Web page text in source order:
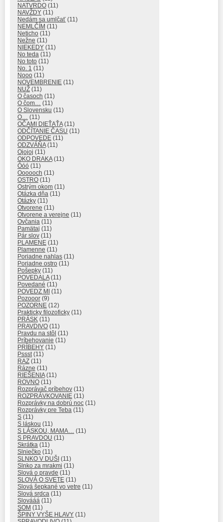
NATVRDO (11)
NAVŽDY (11)
Nedám sa umlčať (11)
NEMLČÍM (11)
Neticho (11)
Nežne (11)
NIEKEDY (11)
No teda (11)
No toto (11)
No. 1 (11)
Nooo (11)
NOVEMBRENIE (11)
NUŽ (11)
O časoch (11)
O čom… (11)
O Slovensku (11)
O… (11)
OČAMI DIEŤAŤA(11)
ODČÍTANIE ČASU (11)
ODPOVEDE (11)
ODZVÁŇA(11)
Ojojoj (11)
OKO DRAKA(11)
Óóó (11)
Oooooch (11)
OSTRO (11)
Ostrým okom (11)
Otázka dňa (11)
Otázky (11)
Otvorene (11)
Otvorene a verejne (11)
Ovčania (11)
Pamätaj (11)
Pár slov (11)
PLAMENE (11)
Plamenne (11)
Poriadne nahlas (11)
Poriadne ostro (11)
Pošepky (11)
POVEDALA(11)
Povedané (11)
POVEDZ MI (11)
Pozooor (9)
POZORNE (12)
Prakticky filozoficky (11)
PRÁSK (11)
PRAVDIVO (11)
Pravdu na stôl (11)
Príbehovanie (11)
PRÍBEHY (11)
Pssst(11)
RAZ (11)
Rázne (11)
RIEŠENIA(11)
ROVNO (11)
Rozprávač príbehov (11)
ROZPRÁVKOVANIE (11)
Rozprávky na dobrú noc (11)
Rozprávky pre Teba (11)
S (11)
S láskou (11)
S LÁSKOU, MAMA… (11)
S PRAVDOU (11)
Skrátka (11)
Slniečko (11)
SLNKO V DUŠI (11)
Slnko za mrakmi (11)
Slová o pravde (11)
SLOVÁ O SVETE (11)
Slová šepkané vo vetre (11)
Slová srdca (11)
Slovááá (11)
SOM (11)
ŠPINY VYŠE HLAVY (11)